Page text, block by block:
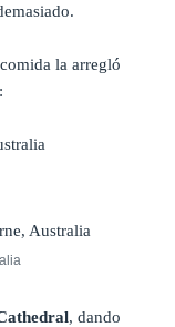
la arregló
, dando